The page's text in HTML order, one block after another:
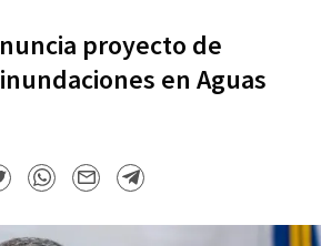
proyecto de
en Aguas